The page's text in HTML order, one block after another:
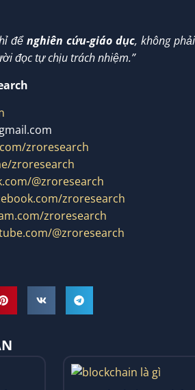
đểnghiên cứu-giáo dục, không
đọc tự chịu trách nhiệm.”
zroresearch
zroresearch
@zroresearch
zroresearch
zroresearch
@zroresearch